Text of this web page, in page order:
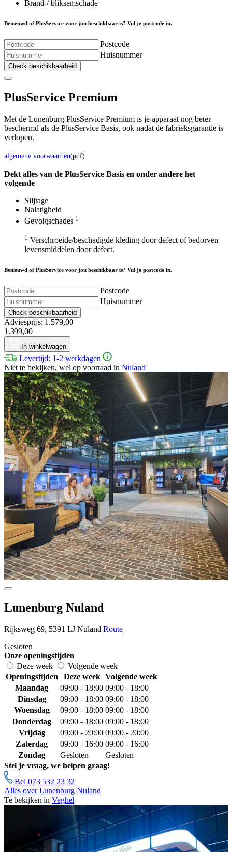
Brand-/ bliksemschade
Benieuwd of PlusService voor jou beschikbaar is? Vul je postcode in.
Postcode
Huisnummer
Check beschikbaarheid
PlusService Premium
Met de Lunenburg PlusService Premium is je apparaat nog beter
beschermd als de PlusService Basis, ook nadat de fabrieksgarantie is
verlopen.
algemene voorwaarden(pdf)
Dekt alles van de PlusService Basis en onder andere het
volgende
Slijtage
Nalatigheid
Gevolgschades 1
1 Verschroeide/beschadigde kleding door defect of bedorven
levensmiddelen door defect.
Benieuwd of PlusService voor jou beschikbaar is? Vul je postcode in.
Postcode
Huisnummer
Check beschikbaarheid
Adviesprijs: 1.579,00
1.399,00
In winkelwagen
Levertijd: 1-2 werkdagen
Niet te bekijken, wel op voorraad in Nuland
Lunenburg Nuland
Rijksweg 69, 5391 LJ Nuland Route
Gesloten
Onze openingstijden
Deze week
Volgende week
Openingstijden
Deze week
Volgende week
Maandag
09:00 - 18:00 09:00 - 18:00
Dinsdag
09:00 - 18:00 09:00 - 18:00
Woensdag
09:00 - 18:00 09:00 - 18:00
Donderdag
09:00 - 18:00 09:00 - 18:00
Vrijdag
09:00 - 20:00 09:00 - 20:00
Zaterdag
09:00 - 16:00 09:00 - 16:00
Zondag
Gesloten
Gesloten
Stel je vraag, we helpen graag!
Bel 073 532 23 32
Alles over Lunenburg Nuland
Te bekijken in Veghel